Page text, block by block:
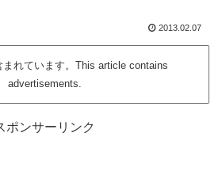
2013.02.07
れています。This article contains
advertisements.
ポンサーリンク